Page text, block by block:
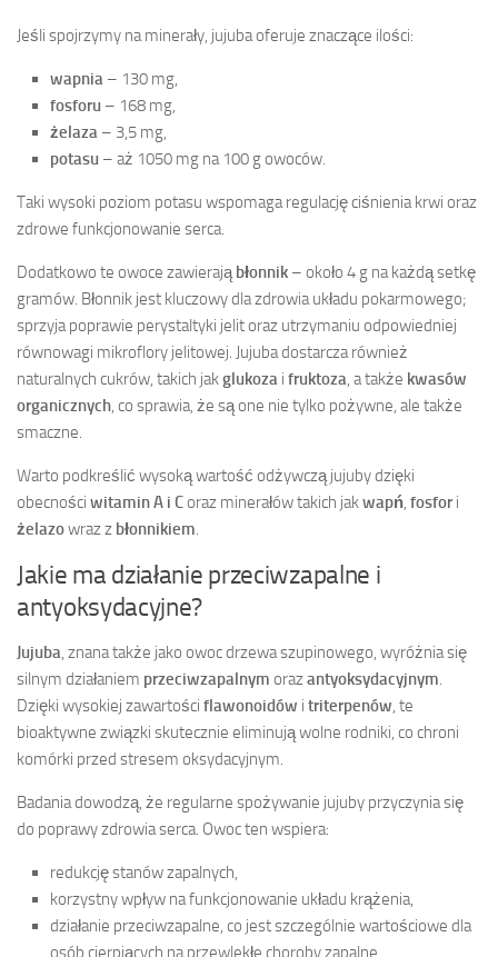
Jeśli spojrzymy na minerały, jujuba oferuje znaczące ilości:
wapnia – 130 mg,
fosforu – 168 mg,
żelaza – 3,5 mg,
potasu – aż 1050 mg na 100 g owoców.
Taki wysoki poziom potasu wspomaga regulację ciśnienia krwi oraz
zdrowe funkcjonowanie serca.
Dodatkowo te owoce zawierająbłonnik – około 4 g na każdą setkę
gramów. Błonnik jest kluczowy dla zdrowia układu pokarmowego;
sprzyja poprawie perystaltyki jelit oraz utrzymaniu odpowiedniej
równowagi mikroflory jelitowej. Jujuba dostarcza również
naturalnych cukrów, takich jakglukoza i fruktoza, a także kwasów
organicznych, co sprawia, że są one nie tylko pożywne, ale także
smaczne.
Warto podkreślić wysoką wartość odżywczą jujuby dzięki
obecności witamin A i Coraz minerałów takich jakwapń, fosfori
żelazowraz z błonnikiem.
Jakie ma działanie przeciwzapalne i
antyoksydacyjne?
Jujuba, znana także jako owoc drzewa szupinowego, wyróżnia się
silnym działaniem przeciwzapalnym orazantyoksydacyjnym.
Dzięki wysokiej zawartości flawonoidów i triterpenów, te
bioaktywne związki skutecznie eliminują wolne rodniki, co chroni
komórki przed stresem oksydacyjnym.
Badania dowodzą, że regularne spożywanie jujuby przyczynia się
do poprawy zdrowia serca. Owoc ten wspiera:
redukcję stanów zapalnych,
korzystny wpływ na funkcjonowanie układu krążenia,
działanie przeciwzapalne, co jest szczególnie wartościowe dla
osób cierpiących na przewlekłe choroby zapalne.